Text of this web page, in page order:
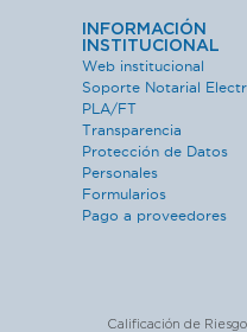
INFORMACIÓN
INSTITUCIONAL
Web institucional
Soporte Notarial
PLA/FT
Transparencia
Protección de Datos
Personales
Formularios
Pago a proveedores
Calificación de